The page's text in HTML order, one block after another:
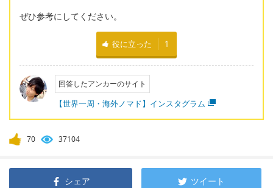
ぜひ参考にしてください。
役に立った 1
回答したアンカーのサイト
【世界一周・海外ノマド】インスタグラム
70 37104
シェア ツイート